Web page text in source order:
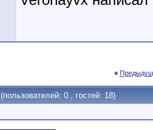
«
(пользователей: 0 , гостей: 18)